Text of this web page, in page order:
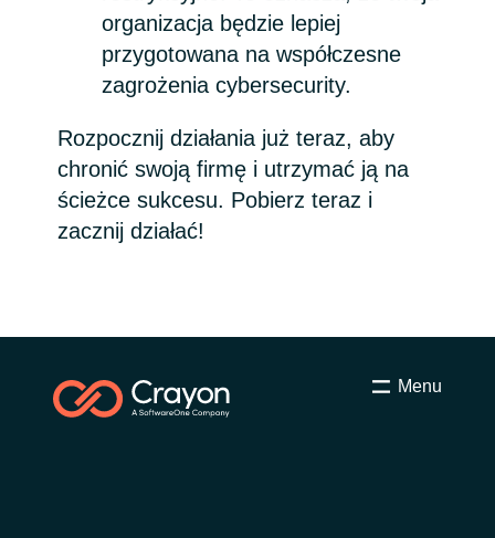
Philippines
Portugal
Slovenia
organizacja będzie lepiej
przygotowana na współczesne
zagrożenia cybersecurity.
Rozpocznij działania już teraz, aby
chronić swoją firmę i utrzymać ją na
ścieżce sukcesu. Pobierz teraz i
zacznij działać!
Menu